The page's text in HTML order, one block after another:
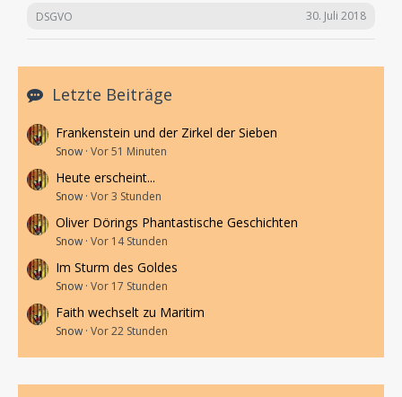
DSGVO 30. Juli 2018
Letzte Beiträge
Frankenstein und der Zirkel der Sieben
Snow Vor 51 Minuten
Heute erscheint...
Snow Vor 3 Stunden
Oliver Dörings Phantastische Geschichten
Snow Vor 14 Stunden
Im Sturm des Goldes
Snow Vor 17 Stunden
Faith wechselt zu Maritim
Snow Vor 22 Stunden